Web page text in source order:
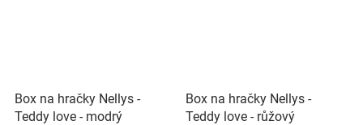
Box na hračky Nellys -
Teddy love - modrý
Box na hračky Nellys -
Teddy love - růžový